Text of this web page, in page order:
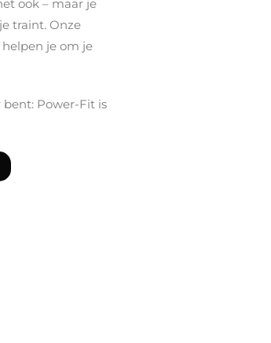
ook – maar je
traint. Onze
je om je
Power-Fit is